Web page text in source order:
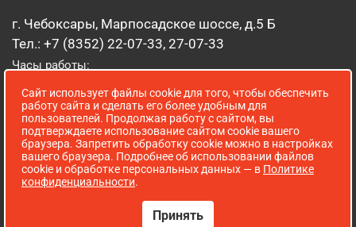
г. Чебоксары, Марпосадское шоссе, д.5 Б
Тел.: +7 (8352) 22-07-33, 27-07-33
Часы работы:
Суббота, Воскресенье: с 8:00 до 16:00
г. Йошкар-Ола, ул. Луначарского, д. 52 А
Тел.: (8362) 41-07-31
Часы работы:
Понедельник – Пятница: с 8:00 до 18:00
Сайт использует файлы cookie для того, чтобы обеспечить
работу сайта и сделать его более удобным для
пользователей. Продолжая работу с сайтом, вы
подтверждаете использование сайтом cookie вашего
браузера. Запретить обработку cookie можно в настройках
вашего браузера. Подробнее об использовании файлов
cookie и обработке персональных данных — в Политике
конфиденциальности.
Принять